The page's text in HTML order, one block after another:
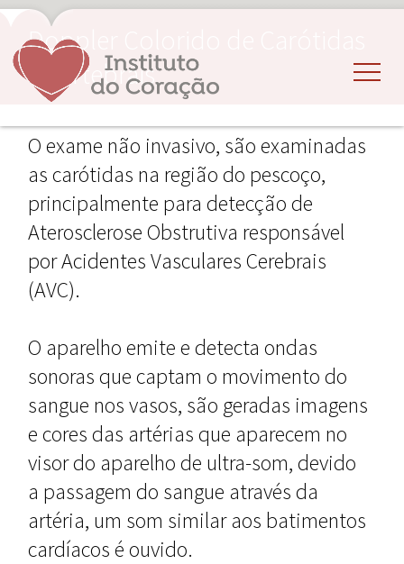
Doppler Colorido de Carótidas
e Vertebrais
O exame não invasivo, são examinadas
as carótidas na região do pescoço,
principalmente para detecção de
Aterosclerose Obstrutiva responsável
por Acidentes Vasculares Cerebrais
(AVC).
O aparelho emite e detecta ondas
sonoras que captam o movimento do
sangue nos vasos, são geradas imagens
e cores das artérias que aparecem no
visor do aparelho de ultra-som, devido
a passagem do sangue através da
artéria, um som similar aos batimentos
cardíacos é ouvido.